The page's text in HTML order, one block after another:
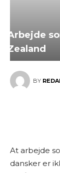
Arbejde
Zealand
BY
At arbejde
dansker er